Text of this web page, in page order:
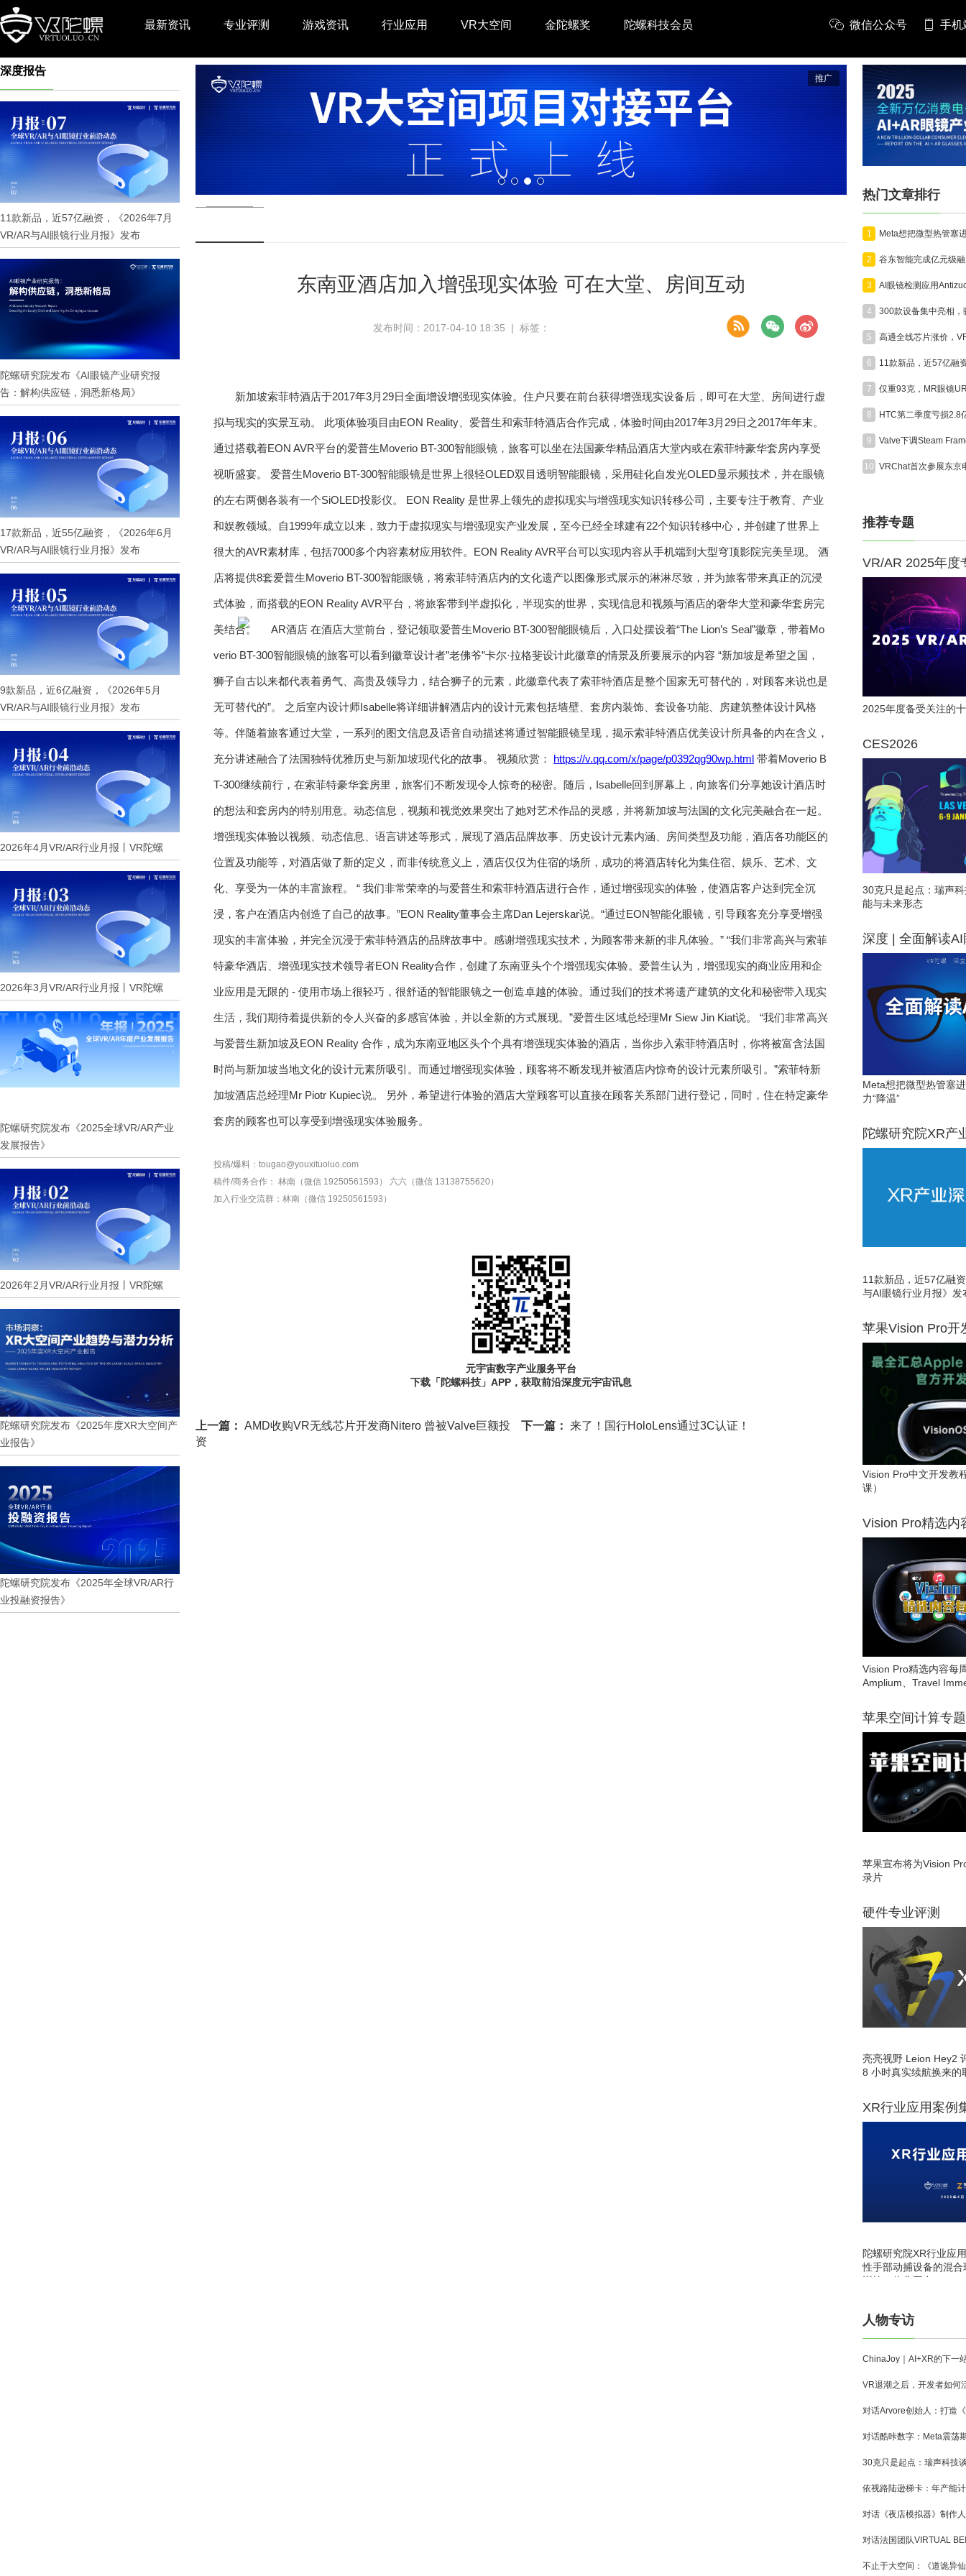
最新资讯 专业评测 游戏资讯 行业应用 VR大空间 金陀螺奖 陀螺科技会员 微信公众号 手机
深度报告
11款新品，近57亿融资，《2026年7月
VR/AR与AI眼镜行业月报》发布
陀螺研究院发布《AI眼镜产业研究报
告：解构供应链，洞悉新格局》
17款新品，近55亿融资，《2026年6月
VR/AR与AI眼镜行业月报》发布
9款新品，近6亿融资，《2026年5月
VR/AR与AI眼镜行业月报》发布
2026年4月VR/AR行业月报丨VR陀螺
2026年3月VR/AR行业月报丨VR陀螺
陀螺研究院发布《2025全球VR/AR产业
发展报告》
2026年2月VR/AR行业月报丨VR陀螺
陀螺研究院发布《2025年度XR大空间产
业报告》
陀螺研究院发布《2025年全球VR/AR行
业投融资报告》
推广
东南亚酒店加入增强现实体验 可在大堂、房间互动
发布时间：2017-04-10 18:35 | 标签：
新加坡索菲特酒店于2017年3月29日全面增设增强现实体验。住户只要在前台获得增强现实设备后，即可在大堂、房间进行虚
拟与现实的实景互动。 此项体验项目由EON Reality、爱普生和索菲特酒店合作完成，体验时间由2017年3月29日之2017年年末。
通过搭载着EON AVR平台的爱普生Moverio BT-300智能眼镜，旅客可以坐在法国豪华精品酒店大堂内或在索菲特豪华套房内享受
视听盛宴。 爱普生Moverio BT-300智能眼镜是世界上很轻OLED双目透明智能眼镜，采用硅化自发光OLED显示频技术，并在眼镜
的左右两侧各装有一个SiOLED投影仪。 EON Reality 是世界上领先的虚拟现实与增强现实知识转移公司，主要专注于教育、产业
和娱教领域。自1999年成立以来，致力于虚拟现实与增强现实产业发展，至今已经全球建有22个知识转移中心，并创建了世界上
很大的AVR素材库，包括7000多个内容素材应用软件。EON Reality AVR平台可以实现内容从手机端到大型穹顶影院完美呈现。 酒
店将提供8套爱普生Moverio BT-300智能眼镜，将索菲特酒店内的文化遗产以图像形式展示的淋淋尽致，并为旅客带来真正的沉浸
式体验，而搭载的EON Reality AVR平台，将旅客带到半虚拟化，半现实的世界，实现信息和视频与酒店的奢华大堂和豪华套房完
美结合。 在酒店大堂前台，登记领取爱普生Moverio BT-300智能眼镜后，入口处摆设着“The Lion’s Seal”徽章，带着Mo
verio BT-300智能眼镜的旅客可以看到徽章设计者”老佛爷”卡尔·拉格斐设计此徽章的情景及所要展示的内容 “新加坡是希望之国，
狮子自古以来都代表着勇气、高贵及领导力，结合狮子的元素，此徽章代表了索菲特酒店是整个国家无可替代的，对顾客来说也是
无可替代的”。 之后室内设计师Isabelle将详细讲解酒店内的设计元素包括墙壁、套房内装饰、套设备功能、房建筑整体设计风格
等。伴随着旅客通过大堂，一系列的图文信息及语音自动描述将通过智能眼镜呈现，揭示索菲特酒店优美设计所具备的内在含义，
充分讲述融合了法国独特优雅历史与新加坡现代化的故事。 视频欣赏： https://v.qq.com/x/page/p0392qg90wp.html 带着Moverio B
T-300继续前行，在索菲特豪华套房里，旅客们不断发现令人惊奇的秘密。随后，Isabelle回到屏幕上，向旅客们分享她设计酒店时
的想法和套房内的特别用意。动态信息，视频和视觉效果突出了她对艺术作品的灵感，并将新加坡与法国的文化完美融合在一起。
增强现实体验以视频、动态信息、语言讲述等形式，展现了酒店品牌故事、历史设计元素内涵、房间类型及功能，酒店各功能区的
位置及功能等，对酒店做了新的定义，而非传统意义上，酒店仅仅为住宿的场所，成功的将酒店转化为集住宿、娱乐、艺术、文
化、享受为一体的丰富旅程。 “ 我们非常荣幸的与爱普生和索菲特酒店进行合作，通过增强现实的体验，使酒店客户达到完全沉
浸，客户在酒店内创造了自己的故事。”EON Reality董事会主席Dan Lejerskar说。“通过EON智能化眼镜，引导顾客充分享受增强
现实的丰富体验，并完全沉浸于索菲特酒店的品牌故事中。感谢增强现实技术，为顾客带来新的非凡体验。” “我们非常高兴与索菲
特豪华酒店、增强现实技术领导者EON Reality合作，创建了东南亚头个个增强现实体验。爱普生认为，增强现实的商业应用和企
业应用是无限的 - 使用市场上很轻巧，很舒适的智能眼镜之一创造卓越的体验。通过我们的技术将遗产建筑的文化和秘密带入现实
生活，我们期待着提供新的令人兴奋的多感官体验，并以全新的方式展现。”爱普生区域总经理Mr Siew Jin Kiat说。 “我们非常高兴
与爱普生新加坡及EON Reality 合作，成为东南亚地区头个个具有增强现实体验的酒店，当你步入索菲特酒店时，你将被富含法国
时尚与新加坡当地文化的设计元素所吸引。而通过增强现实体验，顾客将不断发现并被酒店内惊奇的设计元素所吸引。”索菲特新
加坡酒店总经理Mr Piotr Kupiec说。 另外，希望进行体验的酒店大堂顾客可以直接在顾客关系部门进行登记，同时，住在特定豪华
套房的顾客也可以享受到增强现实体验服务。
投稿/爆料：tougao@youxituoluo.com
稿件/商务合作： 林南（微信 19250561593）
六六（微信 13138755620）
加入行业交流群： 林南（微信 19250561593）
元宇宙数字产业服务平台
下载「陀螺科技」APP，获取前沿深度元宇宙讯息
上一篇： AMD收购VR无线芯片开发商Nitero 曾被Valve巨额投
资
下一篇： 来了！国行HoloLens通过3C认证！
热门文章排行
1
2
3
4
5
6
7
8 HTC第二季度亏损2.8
9
10
推荐专题
VR/AR 2025年度
2025年度备受关注的
CES2026
30克只是起点：瑞声
能与未来形态
深度 | 全面解读AI
Meta想把微型热管塞
力“降温”
陀螺研究院XR产
11款新品，近57亿融
与AI眼镜行业月报》发
苹果Vision Pro开
Vision Pro中文开发教
课）
Vision Pro精选内
Vision Pro精选内容每
Amplium、Travel
苹果空间计算专题
苹果宣布将为Vision
录片
硬件专业评测
亮亮视野 Leion Hey2
8 小时真实续航换来的
XR行业应用案例
陀螺研究院XR行业应
性手部动捕设备的混
训练一体化平台
人物专访